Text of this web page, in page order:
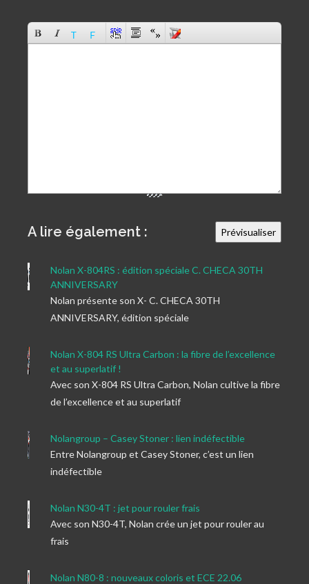
A lire également :
Nolan X-804RS : édition spéciale C. CHECA 30TH
ANNIVERSARY
Nolan présente son X- C. CHECA 30TH
ANNIVERSARY, édition spéciale
Nolan X-804 RS Ultra Carbon : la fibre de l’excellence
et au superlatif !
Avec son X-804 RS Ultra Carbon, Nolan cultive la fibre
de l’excellence et au superlatif
Nolangroup – Casey Stoner : lien indéfectible
Entre Nolangroup et Casey Stoner, c’est un lien
indéfectible
Nolan N30-4T : jet pour rouler frais
Avec son N30-4T, Nolan crée un jet pour rouler au
frais
Nolan N80-8 : nouveaux coloris et ECE 22.06